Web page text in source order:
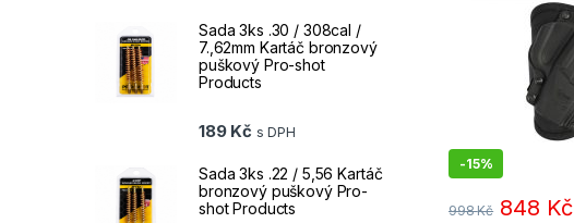
-15%
998Kč 848 Kč
Sada 3ks .30 / 308cal /
7.,62mm Kartáč bronzový
puškový Pro-shot
Products
189 Kč s DPH
Sada 3ks .22 / 5,56 Kartáč
bronzový puškový Pro-
shot Products